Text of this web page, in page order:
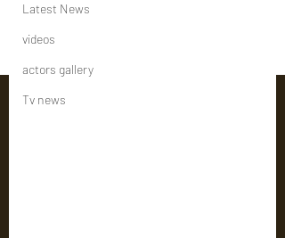
Latest News
videos
actors gallery
Tv news